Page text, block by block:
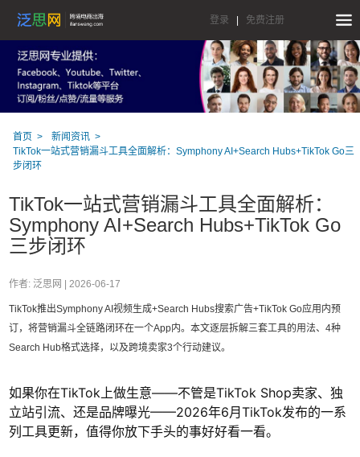
登录 免费注册
首页
新闻资讯
TikTok一站式营销漏斗工具全面解析：Symphony AI+Search Hubs+TikTok Go三
步闭环
TikTok一站式营销漏斗工具全面解析：
Symphony AI+Search Hubs+TikTok Go
三步闭环
作者: 泛思网 | 2026-06-17
TikTok推出Symphony AI视频生成+Search Hubs搜索广告+TikTok Go应用内预
订，将营销漏斗全链路闭环在一个App内。本文逐层拆解三套工具的用法、4种
Search Hub格式选择，以及跨境卖家3个行动建议。
如果你在TikTok上做生意——不管是TikTok Shop卖家、独
立站引流、还是品牌曝光——2026年6月TikTok发布的一系
列工具更新，值得你放下手头的事好好看一看。